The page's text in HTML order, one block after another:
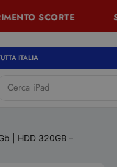
SCORTE
ITALIA
Cerca iPad
| HDD 320GB –